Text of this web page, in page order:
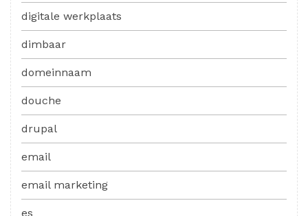
digitale werkplaats
dimbaar
domeinnaam
douche
drupal
email
email marketing
es